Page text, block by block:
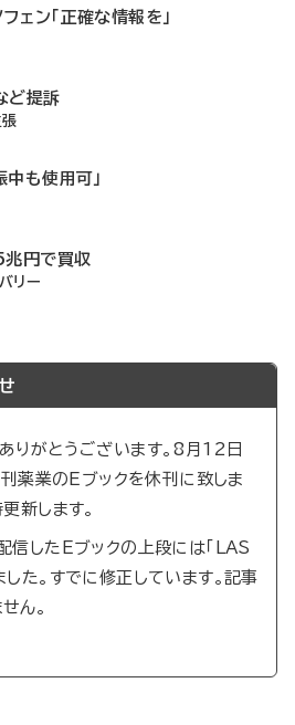
ェン「正確な情報を」
ど提訴
張
中も使用可」
兆円で買収
リー
りがとうございます。8月12日
刊薬業のEブックを休刊に致しま
新します。
したEブックの上段には「LAS
た。すでに修正しています。記事
ん。